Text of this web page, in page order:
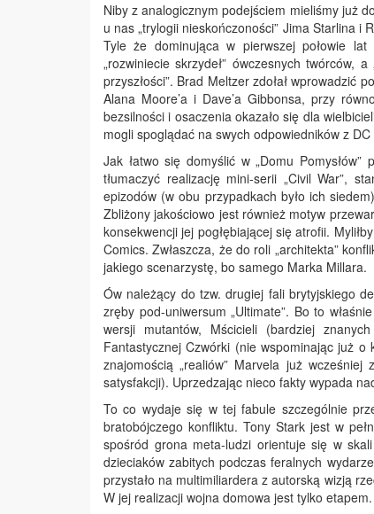
Niby z analogicznym podejściem mieliśmy już
u nas „trylogii nieskończoności” Jima Starlina i
Tyle że dominująca w pierwszej połowie lat
„rozwiniecie skrzydeł” ówczesnych twórców,
przyszłości”. Brad Meltzer zdołał wprowadzić
Alana Moore’a i Dave’a Gibbonsa, przy
bezsilności i osaczenia okazało się dla
mogli spoglądać na swych odpowiedników z
Jak łatwo się domyślić w „Domu
tłumaczyć realizację mini-serii „Civil War”,
epizodów (w obu przypadkach było ich
Zbliżony jakościowo jest również motyw
konsekwencji jej pogłębiającej się atrofii.
Comics. Zwłaszcza, że do roli „architekta”
jakiego scenarzystę, bo samego Marka Millara.
Ów należący do tzw. drugiej fali brytyjskiego
zręby pod-uniwersum „Ultimate”. Bo to
wersji mutantów, Mścicieli (bardziej
Fantastycznej Czwórki (nie wspominając już o
znajomością „realiów” Marvela już
satysfakcji). Uprzedzając nieco fakty wypada
To co wydaje się w tej fabule szczególnie
bratobójczego konfliktu. Tony Stark jest w
spośród grona meta-ludzi orientuje się w
dzieciaków zabitych podczas feralnych
przystało na multimiliardera z autorską wizją
W jej realizacji wojna domowa jest tylko etapem.